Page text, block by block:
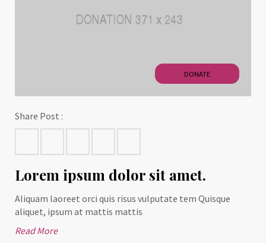
DONATE
Share Post :
Lorem ipsum dolor sit amet.
Aliquam laoreet orci quis risus vulputate tem Quisque
aliquet, ipsum at mattis mattis
Read More